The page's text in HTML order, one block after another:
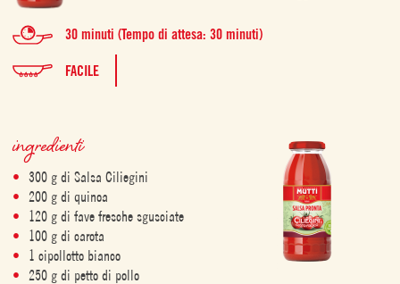
30 minuti (Tempo di attesa: 30 minuti)
FACILE
ingredienti
300 g di Salsa Ciliegini
200 g di quinoa
120 g di fave fresche sgusciate
100 g di carota
1 cipollotto bianco
250 g di petto di pollo